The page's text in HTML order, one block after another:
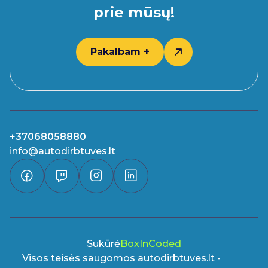
prie mūsų!
Pakalbam +
+37068058880
info@autodirbtuves.lt
SukūrėBoxInCoded
Visos teisės saugomos autodirbtuves.lt -